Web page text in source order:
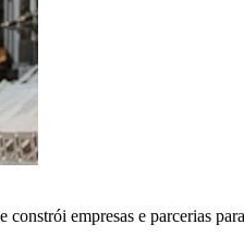
empresas e parcerias